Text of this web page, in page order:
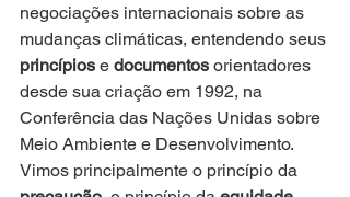
negociações internacionais sobre as
mudanças climáticas, entendendo seus
princípios e documentos orientadores
desde sua criação em 1992, na
Conferência das Nações Unidas sobre
Meio Ambiente e Desenvolvimento.
Vimos principalmente o princípio da